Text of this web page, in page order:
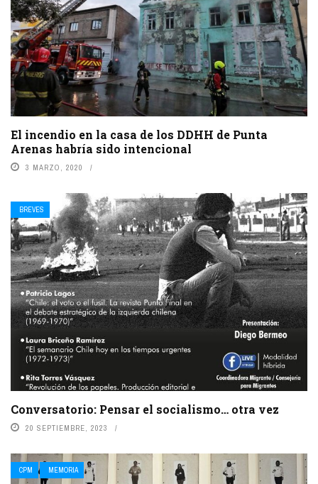
El incendio en la casa de los DDHH de Punta
Arenas habría sido intencional
3 MARZO, 2020
BREVES
Conversatorio: Pensar el socialismo… otra vez
20 SEPTIEMBRE, 2023
CPM MEMORIA